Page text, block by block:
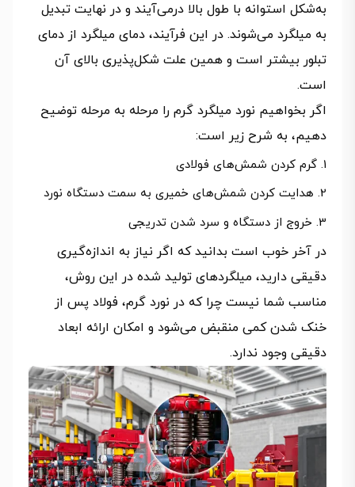
به‌شکل استوانه با طول بالا درمی‌آیند و در نهایت تبدیل
به میلگرد می‌شوند. در این فرآیند، دمای میلگرد از دمای
تبلور بیشتر است و همین علت شکل‌پذیری بالای آن
است.
اگر بخواهیم نورد میلگرد گرم را مرحله به مرحله توضیح
دهیم، به شرح زیر است:
گرم کردن شمش‌های فولادی
هدایت کردن شمش‌های خمیری به سمت دستگاه نورد
خروج از دستگاه و سرد شدن تدریجی
در آخر خوب است بدانید که اگر نیاز به اندازه‌گیری
دقیقی دارید، میلگردهای تولید شده در این روش،
مناسب شما نیست چرا که در نورد گرم، فولاد پس از
خنک شدن کمی منقبض می‌شود و امکان ارائه ابعاد
دقیقی وجود ندارد.